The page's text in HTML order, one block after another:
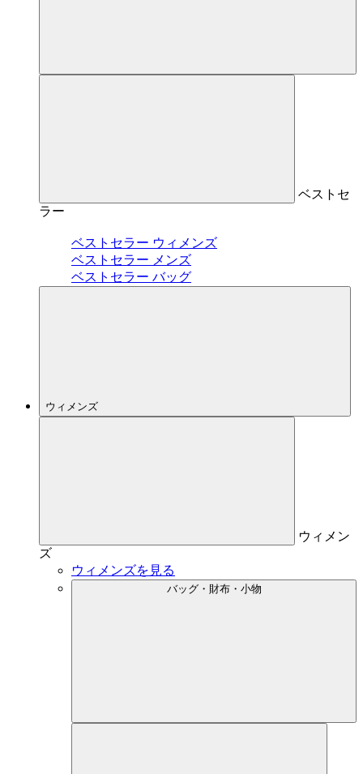
ベストセ
ラー
ベストセラー ウィメンズ
ベストセラー メンズ
ベストセラー バッグ
ウィメンズ
ウィメン
ズ
ウィメンズを見る
バッグ・財布・小物